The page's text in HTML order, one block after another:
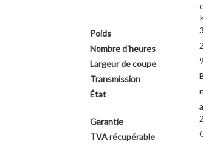
Poids
Nombre d'heures
Largeur de coupe
Transmission
État
Garantie
TVA récupérable